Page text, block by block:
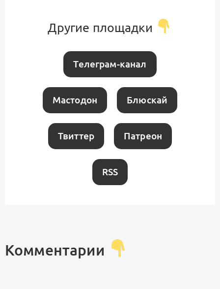
Другие площадки
Телеграм-канал
Мастодон Блюскай
Твиттер Патреон
RSS
Комментарии